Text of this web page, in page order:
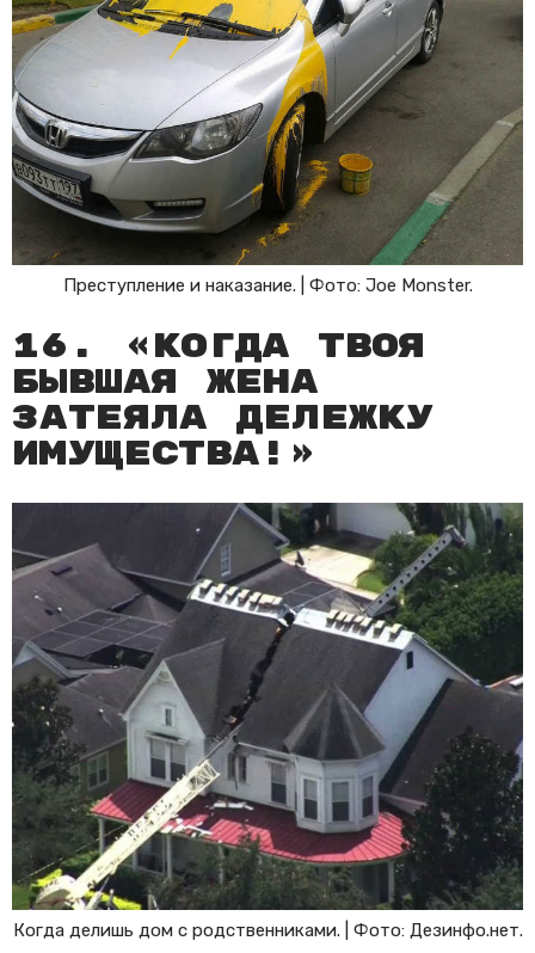
Преступление и наказание. | Фото: Joe Monster.
16. «Когда твоя
бывшая жена
затеяла дележку
имущества!»
Когда делишь дом с родственниками. | Фото: Дезинфо.нет.